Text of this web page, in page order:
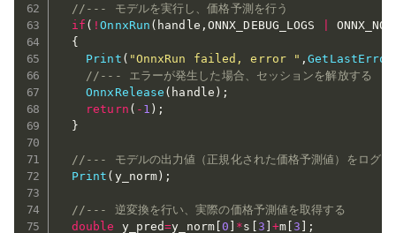
//--- モデルを実行し、価格予測を行う
if ( !OnnxRun ( handle , ONNX_DEBUG_LOGS
{
Print ( "OnnxRun failed, error " ,GetLastError
//--- エラーが発生した場合、セッションを解放する
OnnxRelease ( handle ) ;
return ( - 1 ) ;
}
//--- モデルの出力値（正規化された価格予測値）をログに
Print ( y_norm ) ;
//--- 逆変換を行い、実際の価格予測値を取得する
double
y_pred=y_norm[0 *s 3 +m [3
;